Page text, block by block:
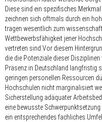
Diese sind ein spezifisches
zeichnen sich oftmals durch ein
tragen wesentlich zum
Wettbewerbsfähigkeit jener
vertreten sind.Vor diesem
die die Potenziale dieser
Präsenz in Deutschland langfristig
geringen personellen Ressourcen
Hochschulen nicht marginalisiert
Sicherstellung adäquater
eine bewusste
ein entsprechendes fachliches